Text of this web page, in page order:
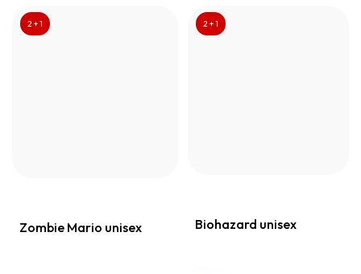
2 + 1
Zombie Mario unisex
2 + 1
Biohazard unisex